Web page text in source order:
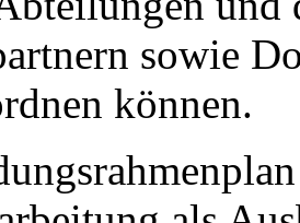
sowie
können.